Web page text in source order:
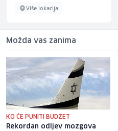
Sarajevo
Možda vas zanima
KO ĆE PUNITI BUDŽET
Rekordan odljev mozgova